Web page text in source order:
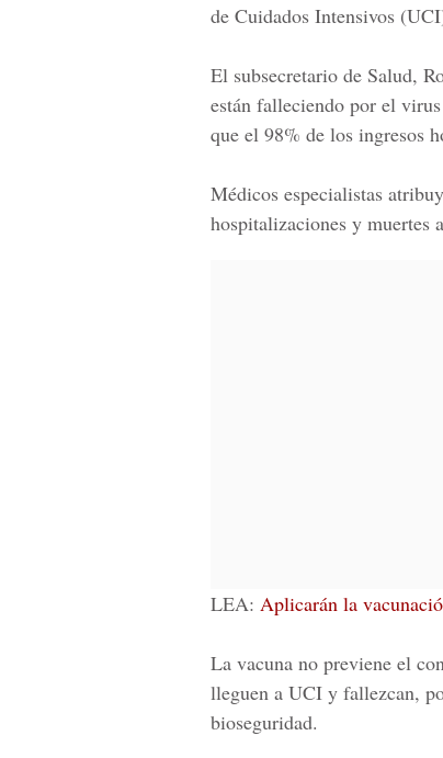
de Cuidados Intensivos
El subsecretario de Salud,
están falleciendo por el
que el 98% de los ingresos
Médicos especialistas
hospitalizaciones y muertes
LEA: Aplicarán la
La vacuna no previene el
lleguen a UCI y fallezcan,
bioseguridad.